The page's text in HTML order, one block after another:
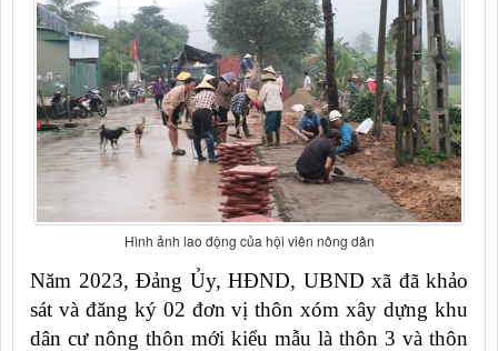
Hình ảnh lao động của hội viên nông dân
Năm 2023, Đảng Ủy, HĐND, UBND xã đã khảo
sát và đăng ký 02 đơn vị thôn xóm xây dựng khu
dân cư nông thôn mới kiểu mẫu là thôn 3 và thôn